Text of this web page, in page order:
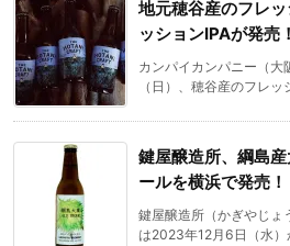
地元穂谷産のフレ
ッションIPAが発売！
カンパイカンパニー（
（日）、穂谷産のフレッ
鍵屋醸造所、綱島
ールを横浜で発売！
鍵屋醸造所（かぎやじょ
は2023年12月6日（水）